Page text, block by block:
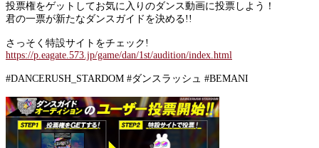
投票権をゲットしてお気に入りのダンス動画に投票しよう！
君の一票が新たなダンスガイドを決める!!
さっそく特設サイトをチェック!
https://p.eagate.573.jp/game/dan/1st/audition/index.html
#DANCERUSH_STARDOM #ダンスラッシュ #BEMANI